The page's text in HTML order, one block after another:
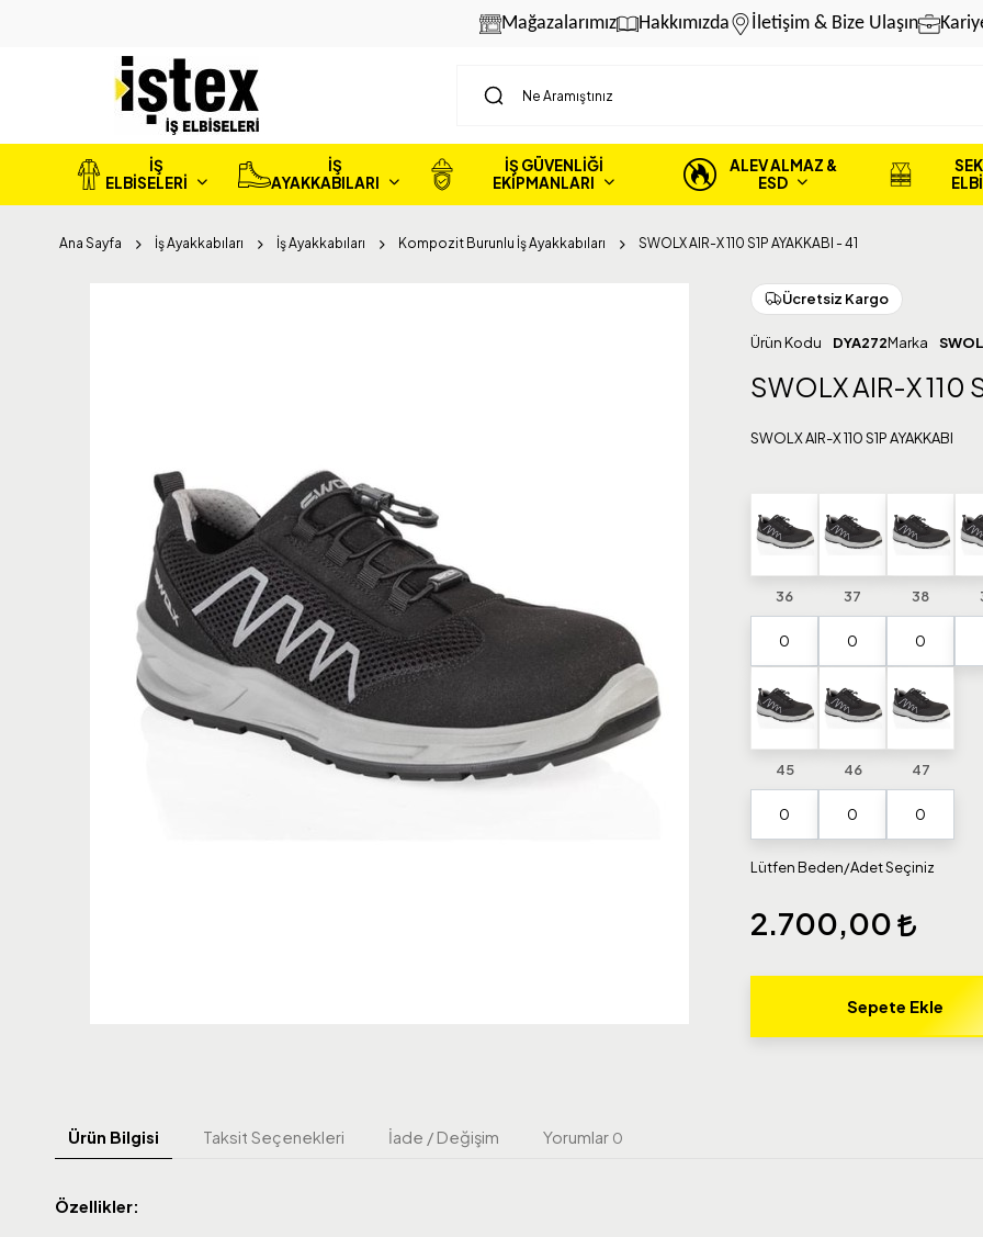
Mağazalarımız Hakkımızda İletişim & Bize Ulaşın
İŞ
ELBİSELERİ
İŞ
AYAKKABILARI
İŞ GÜVENLİĞİ
EKİPMANLARI
ALEV ALMAZ &
ESD
Ana Sayfa İş Ayakkabıları İş Ayakkabıları Kompozit Burunlu İş Ayakkabıları SWOLX AIR-X 110 S1P AYAKKABI - 41
Ücretsiz Kargo
Ürün Kodu DYA272Marka
SWOLX AIR-X 110
SWOLX AIR-X 110 S1P AYAKKABI
36 37 38
45 46 47
Lütfen Beden/Adet Seçiniz
2.700,00
Sepete Ekle
Ürün Bilgisi Taksit Seçenekleri İade / Değişim Yorumlar 0
Özellikler: